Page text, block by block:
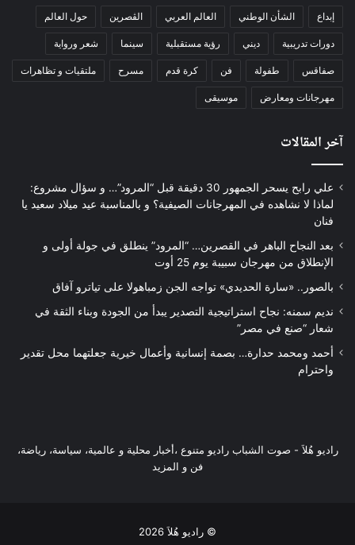
إبداع الشأن الوطني العالم العربي الڨصرين حول العالم
دورات تدريبية ديني رؤية مستقبلية سينما شعر ورواية
صفاقس طفولة فن كرة قدم مسرح ملتقيات و تظاهرات
مهرجانات ومعارض موسيقى
آخر المقالات
علي رابح يسحر الجمهور 30 دقيقة قبل “المرود”… و سؤال مشروع:
لماذا لا نشاهده في المهرجانات الصيفية؟ و بالمناسبة عيد ميلاد سعيد يا
فنان
بعد النجاح الباهر في القصرين… “المرود” ينطلق في جولة أولى و
الإنطلاق من مهرجان سبيبة يوم 25 أوت
بالصور.. «سارة الحديدي» تواجه الجن زمباهولا على تياترو آفاق
نديم سمنه: نجاح استراتيجية التصدير يبدأ من الجودة وبناء الثقة في
شعار “صنع في مصر”
أحمد ومحمد حدارة… بصمة إنسانية وأعمال خيرية جعلتهما محل تقدير
واحترام
راديو هُلاَ‎ - صوت الشباب راديو متنوع ،أخبار محلية و عالمية، سياسة، رياضة،
فن و المزيد
© راديو هُلاَ 2026